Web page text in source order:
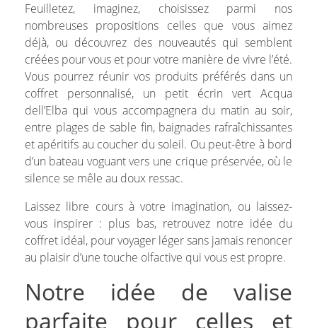
Feuilletez, imaginez, choisissez parmi nos
nombreuses propositions celles que vous aimez
déjà, ou découvrez des nouveautés qui semblent
créées pour vous et pour votre manière de vivre l’été.
Vous pourrez réunir vos produits préférés dans un
coffret personnalisé, un petit écrin vert Acqua
dell’Elba qui vous accompagnera du matin au soir,
entre plages de sable fin, baignades rafraîchissantes
et apéritifs au coucher du soleil. Ou peut-être à bord
d’un bateau voguant vers une crique préservée, où le
silence se mêle au doux ressac.
Laissez libre cours à votre imagination, ou laissez-
vous inspirer : plus bas, retrouvez notre idée du
coffret idéal, pour voyager léger sans jamais renoncer
au plaisir d’une touche olfactive qui vous est propre.
Notre idée de valise
parfaite pour celles et